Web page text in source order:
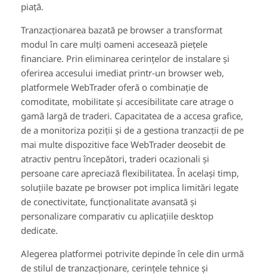
piață.
Tranzacționarea bazată pe browser a transformat
modul în care mulți oameni accesează piețele
financiare. Prin eliminarea cerințelor de instalare și
oferirea accesului imediat printr-un browser web,
platformele WebTrader oferă o combinație de
comoditate, mobilitate și accesibilitate care atrage o
gamă largă de traderi. Capacitatea de a accesa grafice,
de a monitoriza poziții și de a gestiona tranzacții de pe
mai multe dispozitive face WebTrader deosebit de
atractiv pentru începători, traderi ocazionali și
persoane care apreciază flexibilitatea. În același timp,
soluțiile bazate pe browser pot implica limitări legate
de conectivitate, funcționalitate avansată și
personalizare comparativ cu aplicațiile desktop
dedicate.
Alegerea platformei potrivite depinde în cele din urmă
de stilul de tranzacționare, cerințele tehnice și